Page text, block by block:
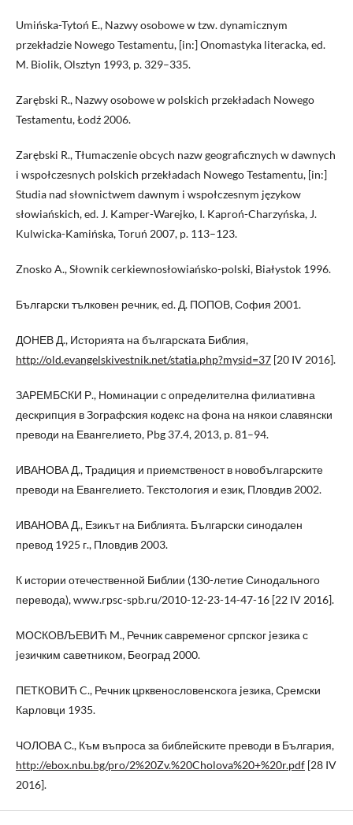
Umińska-Tytoń E., Nazwy osobowe w tzw. dynamicznym
przekładzie Nowego Testamentu, [in:] Onomastyka literacka, ed.
M. Biolik, Olsztyn 1993, p. 329–335.
Zarębski R., Nazwy osobowe w polskich przekładach Nowego
Testamentu, Łodź 2006.
Zarębski R., Tłumaczenie obcych nazw geograficznych w dawnych
i wspołczesnych polskich przekładach Nowego Testamentu, [in:]
Studia nad słownictwem dawnym i wspołczesnym językow
słowiańskich, ed. J. Kamper-Warejko, I. Kaproń-Charzyńska, J.
Kulwicka-Kamińska, Toruń 2007, p. 113–123.
Znosko A., Słownik cerkiewnosłowiańsko-polski, Białystok 1996.
Български тълковен речник, ed. Д. ПОПОВ, София 2001.
ДОНЕВ Д., Историята на българската Библия,
http://old.evangelskivestnik.net/statia.php?mysid=37 [20 IV 2016].
ЗАРЕМБСКИ Р., Номинации с определителна филиативна
дескрипция в Зографския кодекс на фона на някои славянски
преводи на Евангелието, Pbg 37.4, 2013, p. 81–94.
ИВАНОВА Д., Традиция и приемственост в новобългарските
преводи на Евангелието. Текстология и език, Пловдив 2002.
ИВАНОВА Д., Езикът на Библията. Български синодален
превод 1925 г., Пловдив 2003.
К истории отечественной Библии (130-летие Синодального
перевода), www.rpsc-spb.ru/2010-12-23-14-47-16 [22 IV 2016].
МОСКОВЉЕВИЋ M., Речник савременог српског jезика с
jезичким саветником, Београд 2000.
ПЕТКОВИЋ C., Речник црквенословенскога jезика, Сремски
Карловци 1935.
ЧОЛОВА С., Към въпроса за библейските преводи в България,
http://ebox.nbu.bg/pro/2%20Zv.%20Cholova%20+%20r.pdf [28 IV
2016].